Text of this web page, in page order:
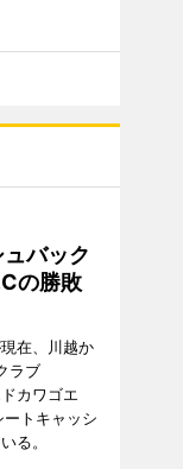
バック
の勝敗
在、川越か
ラブ
カワゴエ
トキャッシ
る。